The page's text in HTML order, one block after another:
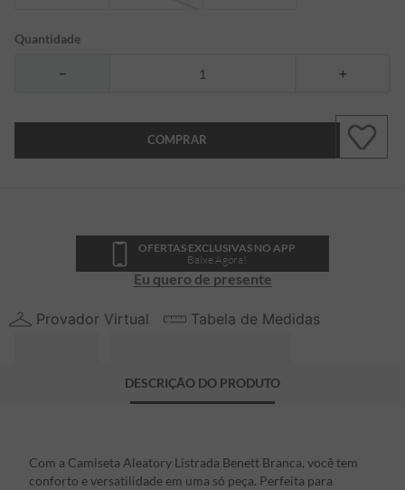
Quantidade
＋
－
COMPRAR
OFERTAS EXCLUSIVAS NO APP
Baixe Agora!
Eu quero de presente
Provador Virtual Tabela de Medidas
DESCRIÇÃO DO PRODUTO
Com a Camiseta Aleatory Listrada Benett Branca, você tem
conforto e versatilidade em uma só peça. Perfeita para